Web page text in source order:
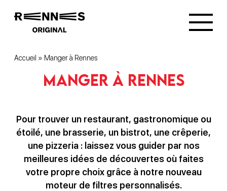
Accueil » Manger à Rennes
Manger à Rennes
Pour trouver un restaurant, gastronomique ou
étoilé, une brasserie, un bistrot, une crêperie,
une pizzeria : laissez vous guider par nos
meilleures idées de découvertes où faites
votre propre choix grâce à notre nouveau
moteur de filtres personnalisés.